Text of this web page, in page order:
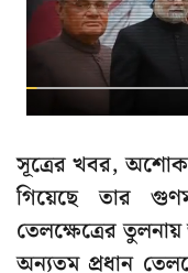
সূত্রের খবর,
গিয়েছে তার
তেলক্ষেত্রের
অন্যতম প্রধান